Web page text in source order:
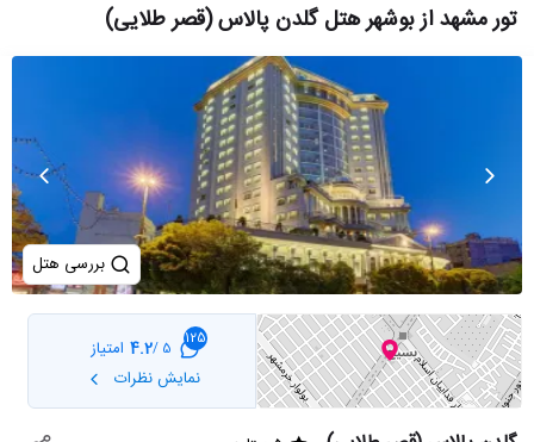
تور مشهد از بوشهر هتل گلدن پالاس (قصر طلایی)
بررسی هتل
125
5 /
4.2 امتیاز
نمایش نظرات